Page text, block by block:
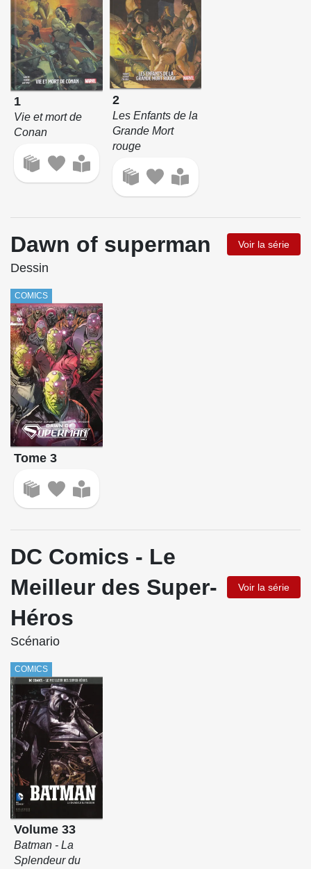
1
Vie et mort de
Conan
2
Les Enfants de la
Grande Mort
rouge
Dawn of superman Voir la série
Dessin
COMICS
Tome 3
DC Comics - Le
Meilleur des Super-
Héros
Voir la série
Scénario
COMICS
Volume 33
Batman - La
Splendeur du